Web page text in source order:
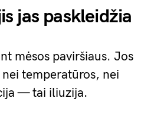
jas paskleidžia
mėsos paviršiaus. Jos
temperatūros, nei
— tai iliuzija.